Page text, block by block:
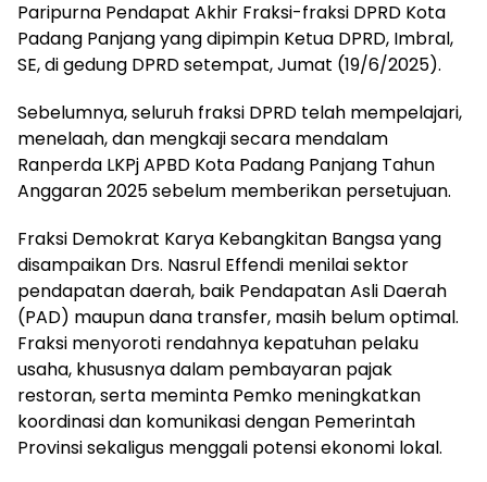
Paripurna Pendapat Akhir Fraksi-fraksi DPRD Kota
Padang Panjang yang dipimpin Ketua DPRD, Imbral,
SE, di gedung DPRD setempat, Jumat (19/6/2025).
Sebelumnya, seluruh fraksi DPRD telah mempelajari,
menelaah, dan mengkaji secara mendalam
Ranperda LKPj APBD Kota Padang Panjang Tahun
Anggaran 2025 sebelum memberikan persetujuan.
Fraksi Demokrat Karya Kebangkitan Bangsa yang
disampaikan Drs. Nasrul Effendi menilai sektor
pendapatan daerah, baik Pendapatan Asli Daerah
(PAD) maupun dana transfer, masih belum optimal.
Fraksi menyoroti rendahnya kepatuhan pelaku
usaha, khususnya dalam pembayaran pajak
restoran, serta meminta Pemko meningkatkan
koordinasi dan komunikasi dengan Pemerintah
Provinsi sekaligus menggali potensi ekonomi lokal.